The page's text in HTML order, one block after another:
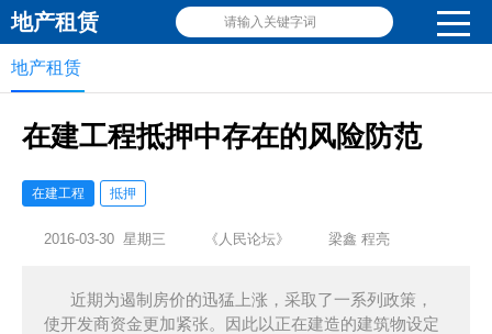
地产租赁 请输入关键字词
地产租赁
在建工程抵押中存在的风险防范
在建工程 抵押
2016-03-30 星期三 《人民论坛》 梁鑫 程亮
近期为遏制房价的迅猛上涨，采取了一系列政策，
使开发商资金更加紧张。因此以正在建造的建筑物设定